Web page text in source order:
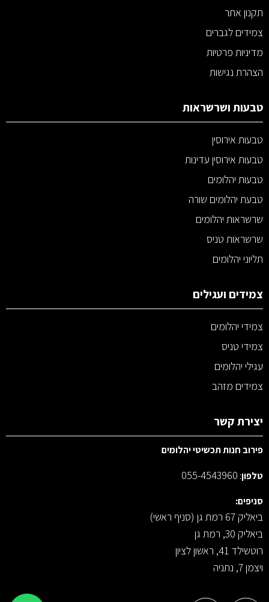
תקנון אתר
צמידים לגברים
מדיניות פרטיות
הצהרת נגישות
טבעות ושרשראות
טבעות אירוסין
טבעות אירוסין עדינות
טבעות יהלומים
טבעת יהלומים שורה
שרשראות יהלומים
שרשראות טניס
תליוני יהלומים
צמידים ועגילים
צמידי יהלומים
צמידי טניס
עגילי יהלומים
צמידים מזהב
יצירת קשר
פירוב חנות תכשיטי יהלומים
טלפון:
055-4543960
סניפים:
ביאליק 67 רמת גן (סניף ראשי)
ביאליק 30, רמת גן
רוטשילד 41, ראשון לציון
ויצמן 7, נתניה